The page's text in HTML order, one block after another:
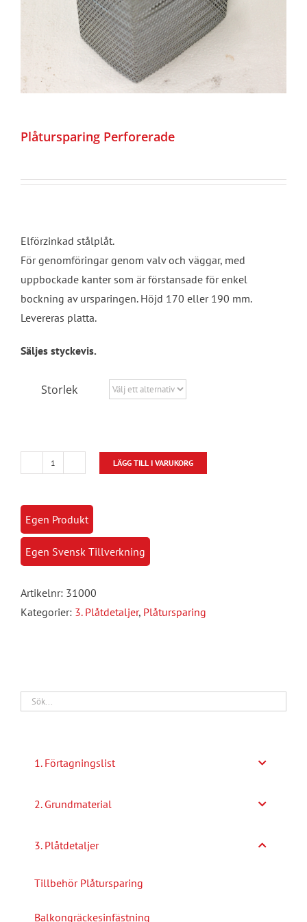
Plåtursparing Perforerade
Elförzinkad stålplåt.
För genomföringar genom valv och väggar, med
uppbockade kanter som är förstansade för enkel
bockning av ursparingen. Höjd 170 eller 190 mm.
Levereras platta.
Säljes styckevis.
Storlek
Plåtursparing
LÄGG TILL I VARUKORG
Egen Produkt
Egen Svensk Tillverkning
Artikelnr: 31000
Kategorier: 3. Plåtdetaljer, Plåtursparing
1. Förtagningslist
2. Grundmaterial
3. Plåtdetaljer
Tillbehör Plåtursparing
Balkongräckesinfästning